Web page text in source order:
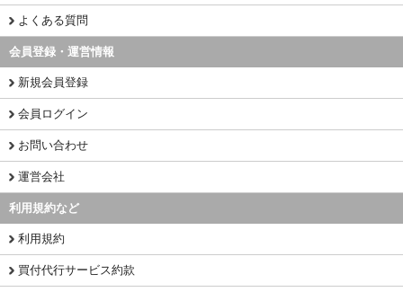
よくある質問
会員登録・運営情報
新規会員登録
会員ログイン
お問い合わせ
運営会社
利用規約など
利用規約
買付代行サービス約款